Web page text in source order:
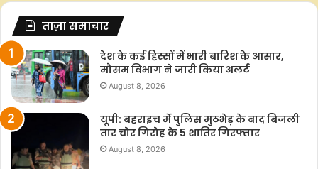
ताज़ा समाचार
देश के कई हिस्सों में भारी बारिश के आसार,
मौसम विभाग ने जारी किया अलर्ट
August 8, 2026
यूपी: बहराइच में पुलिस मुठभेड़ के बाद बिजली
तार चोर गिरोह के 5 शातिर गिरफ्तार
August 8, 2026